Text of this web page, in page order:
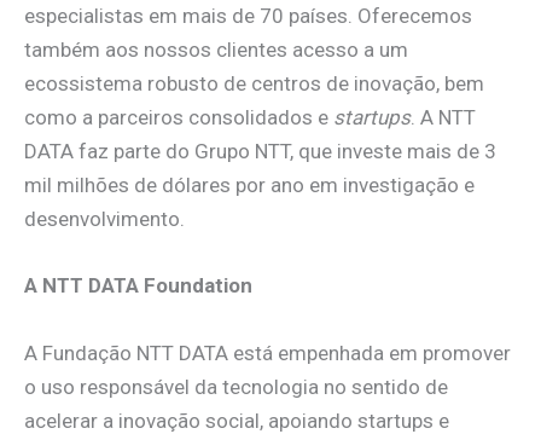
especialistas em mais de 70 países. Oferecemos
também aos nossos clientes acesso a um
ecossistema robusto de centros de inovação, bem
como a parceiros consolidados e startups. A NTT
DATA faz parte do Grupo NTT, que investe mais de 3
mil milhões de dólares por ano em investigação e
desenvolvimento.
A NTT DATA Foundation
A Fundação NTT DATA está empenhada em promover
o uso responsável da tecnologia no sentido de
acelerar a inovação social, apoiando startups e